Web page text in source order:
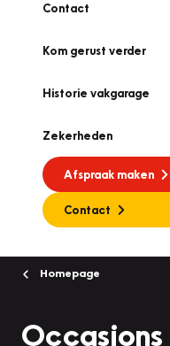
Contact
Kom gerust verder
Historie vakgarage
Zekerheden
Afspraak maken
Contact
Homepage